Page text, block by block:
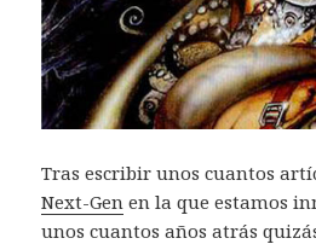
Tras escribir unos cuantos
Next-Gen en la que estamos
unos cuantos años atrás